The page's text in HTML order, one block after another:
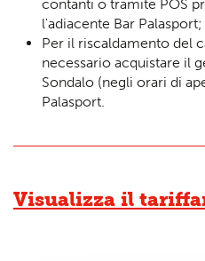
contanti o tramite POS
l'adiacente Bar Palasport;
Per il riscaldamento del
necessario acquistare il
Sondalo (negli orari di
Palasport.
Visualizza il